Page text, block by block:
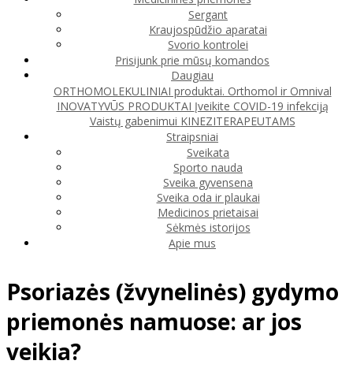
Sergant
Kraujospūdžio aparatai
Svorio kontrolei
Prisijunk prie mūsų komandos
Daugiau
ORTHOMOLEKULINIAI produktai. Orthomol ir Omnival
INOVATYVŪS PRODUKTAI Įveikite COVID-19 infekciją
Vaistų gabenimui KINEZITERAPEUTAMS
Straipsniai
Sveikata
Sporto nauda
Sveika gyvensena
Sveika oda ir plaukai
Medicinos prietaisai
Sėkmės istorijos
Apie mus
Psoriazės (žvynelinės) gydymo
priemonės namuose: ar jos
veikia?